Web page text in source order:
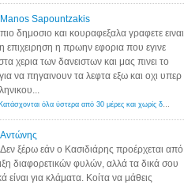
Manos Sapountzakis
πιο δημοσιο και κουραφεξαλα γραφετε ειναι
επιχειρηση η πρωην εφορια που εγινε
χερια των δανειστων και μας πινει το
να πηγαινουν τα λεφτα εξω και οχι υπερ
Εφορία: Κατάσχονται όλα ύστερα από 30 μέρες και χωρίς δικαστικές αποφάσεις - Λόγιος Ερμής
Αντώνης
Δεν ξέρω εάν ο Κασιδιάρης προέρχεται από
διαφορετικών φυλών, αλλά τα δικά σου
είναι για κλάματα. Κοίτα να μάθεις